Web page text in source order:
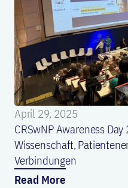
April 29, 2025
CRSwNP Awareness
Wissenschaft,
Verbindungen
Read More